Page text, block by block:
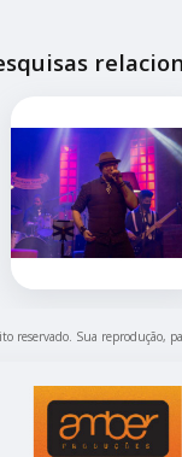
reservado. Sua reprodução,